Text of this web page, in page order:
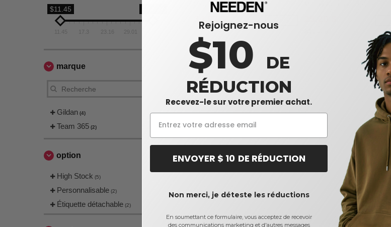
$11.45
11.45 17.3 23.16
marque
Gildan (4)
Team 365 (2)
option
High Stock (5)
Personnalisable (2)
Étiquette détachable (2)
Leader pour les jeunes
34,87 $
Rejoignez-nous
$10 DE
RÉDUCTION
Recevez-le sur votre premier achat.
ENVOYER $ 10 DE RÉDUCTION
Non merci, je déteste les réductions
En soumettant ce formulaire, vous acceptez de recevoir
des communications marketing et d'autres messages